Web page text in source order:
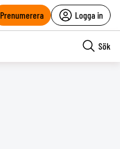
Prenumerera Logga in
Sök